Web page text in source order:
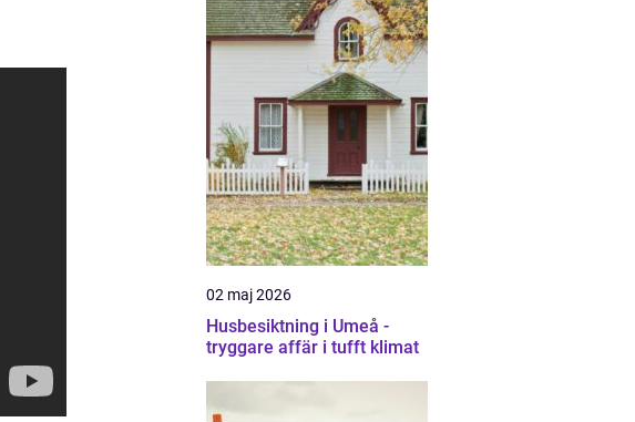
02 maj 2026
Husbesiktning i Umeå -
tryggare affär i tufft klimat